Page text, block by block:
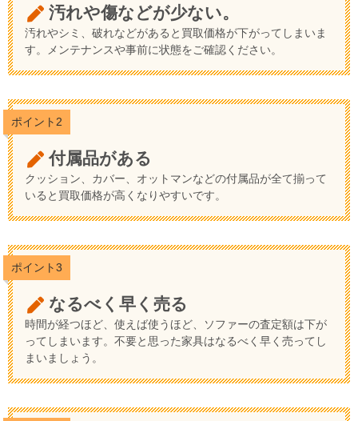
汚れや傷などが少ない。
汚れやシミ、破れなどがあると買取価格が下がってしまいま
す。メンテナンスや事前に状態をご確認ください。
ポイント2
付属品がある
クッション、カバー、オットマンなどの付属品が全て揃って
いると買取価格が高くなりやすいです。
ポイント3
なるべく早く売る
時間が経つほど、使えば使うほど、ソファーの査定額は下が
ってしまいます。不要と思った家具はなるべく早く売ってし
まいましょう。